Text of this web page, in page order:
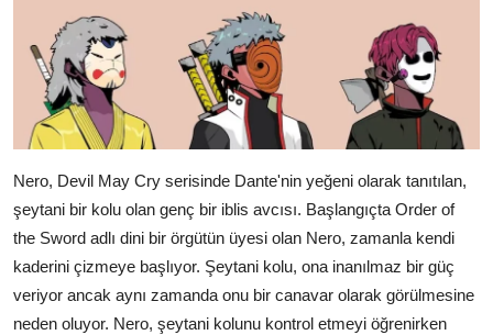
Nero, Devil May Cry serisinde Dante'nin yeğeni olarak tanıtılan,
şeytani bir kolu olan genç bir iblis avcısı. Başlangıçta Order of
the Sword adlı dini bir örgütün üyesi olan Nero, zamanla kendi
kaderini çizmeye başlıyor. Şeytani kolu, ona inanılmaz bir güç
veriyor ancak aynı zamanda onu bir canavar olarak görülmesine
neden oluyor. Nero, şeytani kolunu kontrol etmeyi öğrenirken